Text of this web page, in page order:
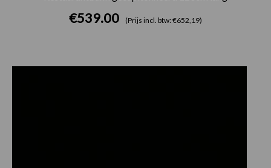
€539.00 (Prijs incl. btw: €652,19)